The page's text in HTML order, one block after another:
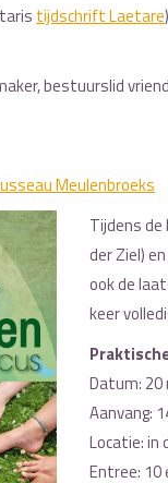
tijdschrift Laetare)
bestuurslid
Meulenbroeks
Tijdens
der Ziel) en
ook de
keer
Datum: 20
Aanvang:
Locatie: in
Entree: